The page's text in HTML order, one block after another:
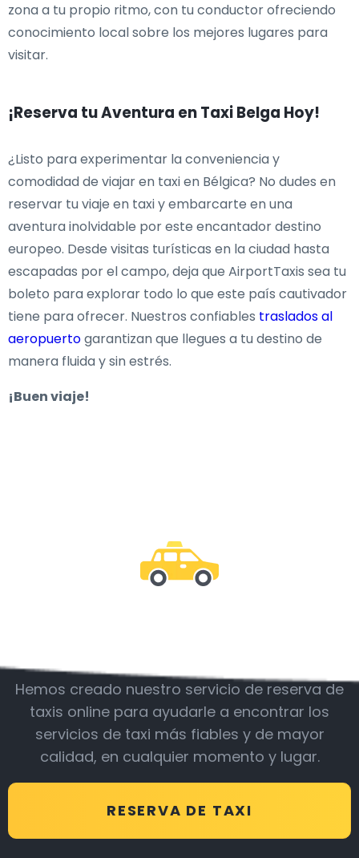
zona a tu propio ritmo, con tu conductor ofreciendo
conocimiento local sobre los mejores lugares para
visitar.
¡Reserva tu Aventura en Taxi Belga Hoy!
¿Listo para experimentar la conveniencia y
comodidad de viajar en taxi en Bélgica? No dudes en
reservar tu viaje en taxi y embarcarte en una
aventura inolvidable por este encantador destino
europeo. Desde visitas turísticas en la ciudad hasta
escapadas por el campo, deja que AirportTaxis sea tu
boleto para explorar todo lo que este país cautivador
tiene para ofrecer. Nuestros confiables traslados al
aeropuertogarantizan que llegues a tu destino de
manera fluida y sin estrés.
¡Buen viaje!
Hemos creado nuestro servicio de reserva de
taxis online para ayudarle a encontrar los
servicios de taxi más fiables y de mayor
calidad, en cualquier momento y lugar.
RESERVA DE TAXI